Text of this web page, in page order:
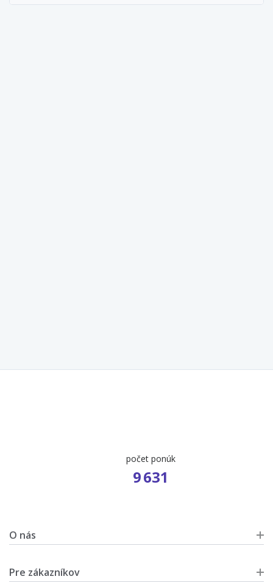
počet ponúk
9 631
O nás
Pre zákazníkov